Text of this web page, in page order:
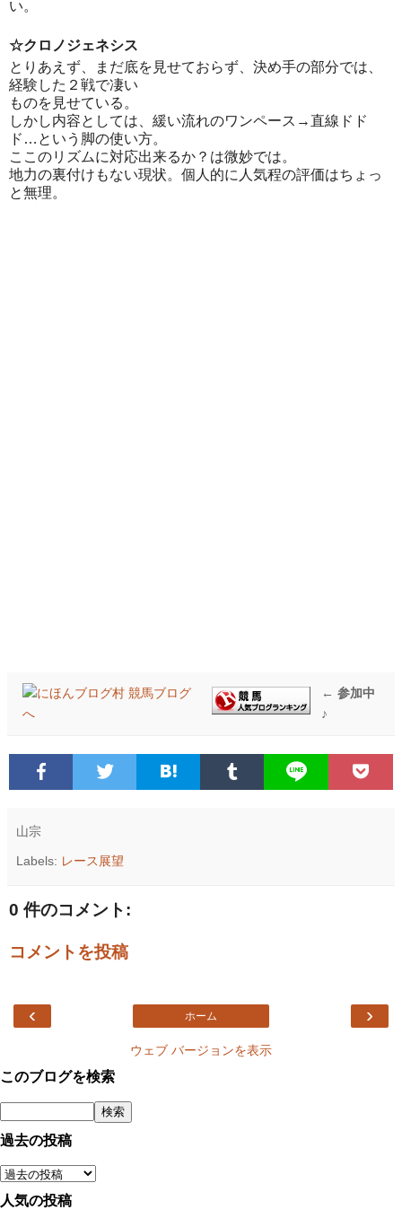
い。
☆クロノジェネシス
とりあえず、まだ底を見せておらず、決め手の部分では、
経験した２戦で凄い
ものを見せている。
しかし内容としては、緩い流れのワンペース→直線ドド
ド…という脚の使い方。
ここのリズムに対応出来るか？は微妙では。
地力の裏付けもない現状。個人的に人気程の評価はちょっ
と無理。
← 参加中
♪
山宗
Labels: レース展望
0 件のコメント:
コメントを投稿
‹ ›
ホーム
ウェブ バージョンを表示
このブログを検索
過去の投稿
人気の投稿